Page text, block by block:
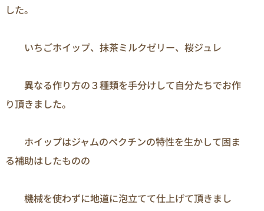
した。
いちごホイップ、抹茶ミルクゼリー、桜ジュレ
異なる作り方の３種類を手分けして自分たちでお作
り頂きました。
ホイップはジャムのペクチンの特性を生かして固ま
る補助はしたものの
機械を使わずに地道に泡立てて仕上げて頂きまし